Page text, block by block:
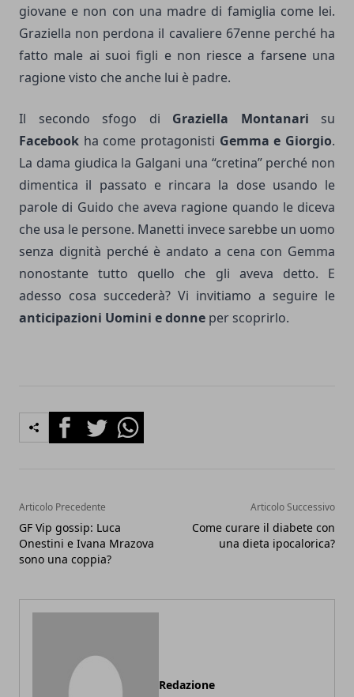
giovane e non con una madre di famiglia come lei.
Graziella non perdona il cavaliere 67enne perché ha
fatto male ai suoi figli e non riesce a farsene una
ragione visto che anche lui è padre.
Il secondo sfogo di Graziella Montanari su
Facebook ha come protagonisti Gemma e Giorgio.
La dama giudica la Galgani una “cretina” perché non
dimentica il passato e rincara la dose usando le
parole di Guido che aveva ragione quando le diceva
che usa le persone. Manetti invece sarebbe un uomo
senza dignità perché è andato a cena con Gemma
nonostante tutto quello che gli aveva detto. E
adesso cosa succederà? Vi invitiamo a seguire le
anticipazioni Uomini e donne per scoprirlo.
FacebookTwitterWhatsapp
Articolo Precedente
GF Vip gossip: Luca
Onestini e Ivana Mrazova
sono una coppia?
Articolo Successivo
Come curare il diabete con
una dieta ipocalorica?
Redazione